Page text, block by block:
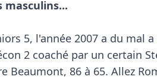
masculins...
5, l'année 2007 a du mal
2 coaché par un certain
Beaumont, 86 à 65. Allez